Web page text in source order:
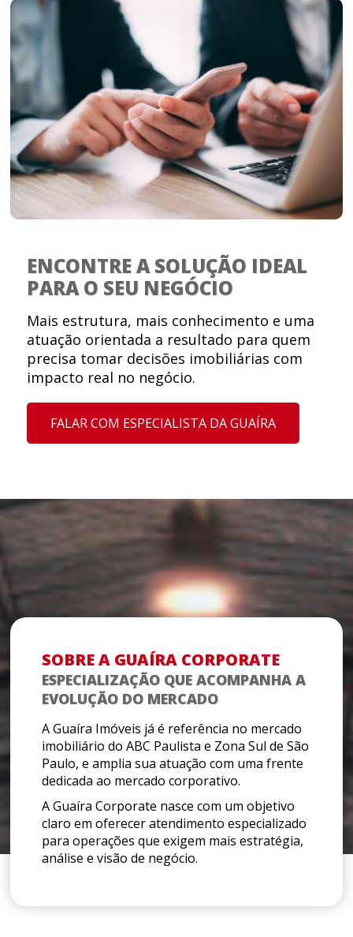
ENCONTRE A SOLUÇÃO IDEAL
PARA O SEU NEGÓCIO
Mais estrutura, mais conhecimento e uma
atuação orientada a resultado para quem
precisa tomar decisões imobiliárias com
impacto real no negócio.
FALAR COM ESPECIALISTA DA GUAÍRA
SOBRE A GUAÍRA CORPORATE
ESPECIALIZAÇÃO QUE ACOMPANHA A
EVOLUÇÃO DO MERCADO
A Guaíra Imóveis já é referência no mercado
imobiliário do ABC Paulista e Zona Sul de São
Paulo, e amplia sua atuação com uma frente
dedicada ao mercado corporativo.
A Guaíra Corporate nasce com um objetivo
claro em oferecer atendimento especializado
para operações que exigem mais estratégia,
análise e visão de negócio.